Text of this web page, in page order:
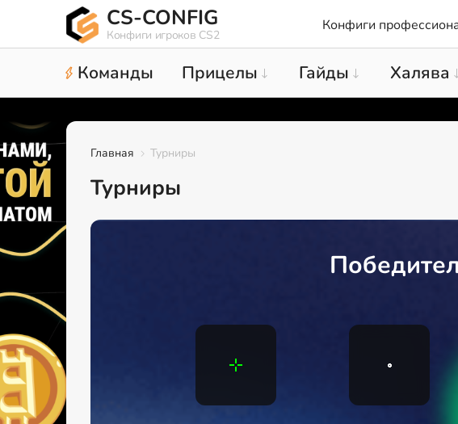
CS-CONFIG
Конфиги игроков CS2
Конфиги
Команды Прицелы Гайды Халява
Главная Турниры
Турниры